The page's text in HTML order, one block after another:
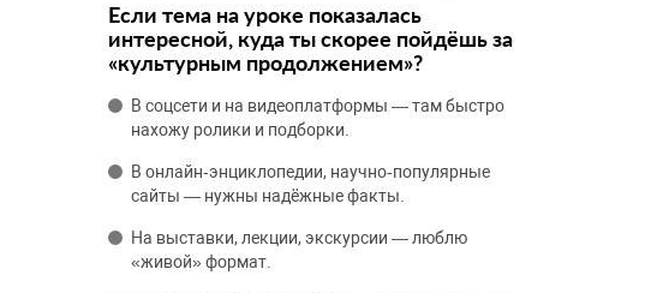
Если тема на уроке показалась
интересной, куда ты скорее пойдёшь за
«культурным продолжением»?
В соцсети и на видеоплатформы — там быстро
нахожу ролики и подборки.
В онлайн‑энциклопедии, научно‑популярные
сайты — нужны надёжные факты.
На выставки, лекции, экскурсии — люблю
«живой» формат.